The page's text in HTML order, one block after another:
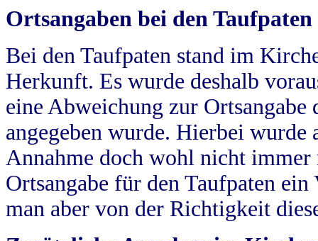
Ortsangaben bei den Taufpaten
Bei den Taufpaten stand im
Herkunft. Es wurde deshalb
eine Abweichung zur
angegeben wurde. Hierbei wurde
Annahme doch wohl nicht
Ortsangabe für den Taufpaten
man aber von der Richtigkeit